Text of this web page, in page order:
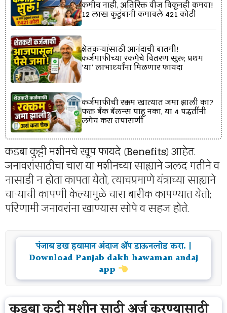
कमीच नाही, अतिरिक्त वीज विकूनही कमवा!
12 लाख कुटुंबांनी कमावले ₹421 कोटी
शेतकऱ्यांसाठी आनंदाची बातमी!
कर्जमाफीच्या रकमेचे वितरण सुरू; प्रथम
‘या’ लाभार्थ्यांना मिळणार फायदा
कर्जमाफीची रक्कम खात्यात जमा झाली का?
फक्त बँक बॅलन्स पाहू नका, या 4 पद्धतींनी
लगेच करा तपासणी
कडबा कुट्टी मशीनचे खूप फायदे (Benefits) आहेत.
जनावरांसाठीचा चारा या मशीनच्या साह्याने जलद गतीने व
नासाडी न होता कापता येतो, त्याचप्रमाणे यंत्राच्या साह्याने
चाऱ्याची कापणी केल्यामुळे चारा बारीक कापण्यात येतो;
परिणामी जनावरांना खाण्यास सोपे व सहज होते.
पंजाब डख हवामान अंदाज ॲप डाऊनलोड करा. |
Download Panjab dakh hawaman andaj
app